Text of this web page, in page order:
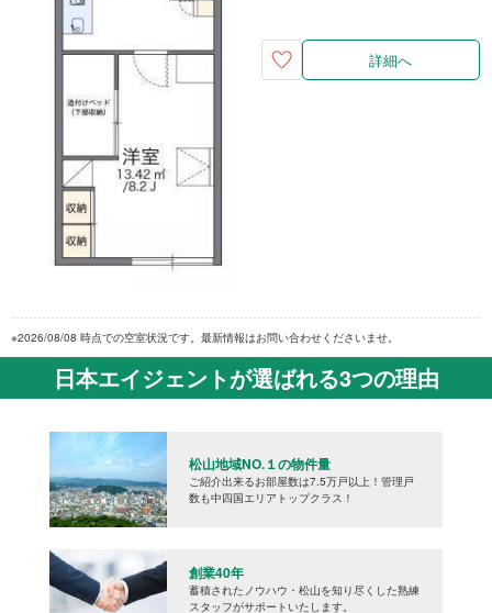
詳細へ
※2026/08/08 時点での空室状況です。最新情報はお問い合わせくださいませ。
日本エイジェントが選ばれる3つの理由
松山地域NO.１の物件量
ご紹介出来るお部屋数は7.5万戸以上！管理戸
数も中四国エリアトップクラス！
創業40年
蓄積されたノウハウ・松山を知り尽くした熟練
スタッフがサポートいたします。